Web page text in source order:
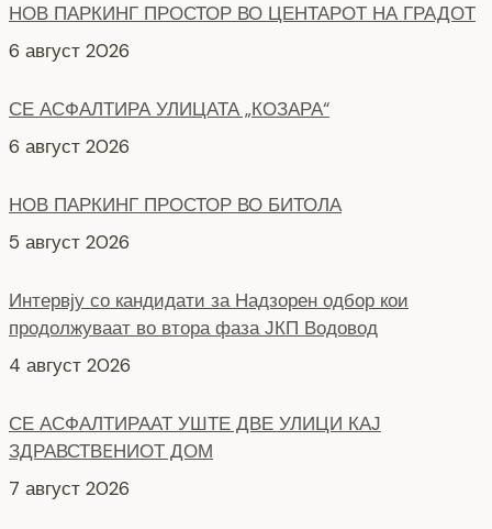
НОВ ПАРКИНГ ПРОСТОР ВО ЦЕНТАРОТ НА ГРАДОТ
6 август 2026
СЕ АСФАЛТИРА УЛИЦАТА „КОЗАРА“
6 август 2026
НОВ ПАРКИНГ ПРОСТОР ВО БИТОЛА
5 август 2026
Интервју со кандидати за Надзорен одбор кои
продолжуваат во втора фаза ЈКП Водовод
4 август 2026
СЕ АСФАЛТИРААТ УШТЕ ДВЕ УЛИЦИ КАЈ
ЗДРАВСТВEНИОТ ДОМ
7 август 2026